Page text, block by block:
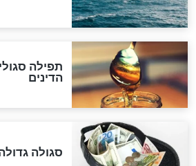
המסמך האבוד
במרתפי
הנדיר של
"מודה לקב"ה על